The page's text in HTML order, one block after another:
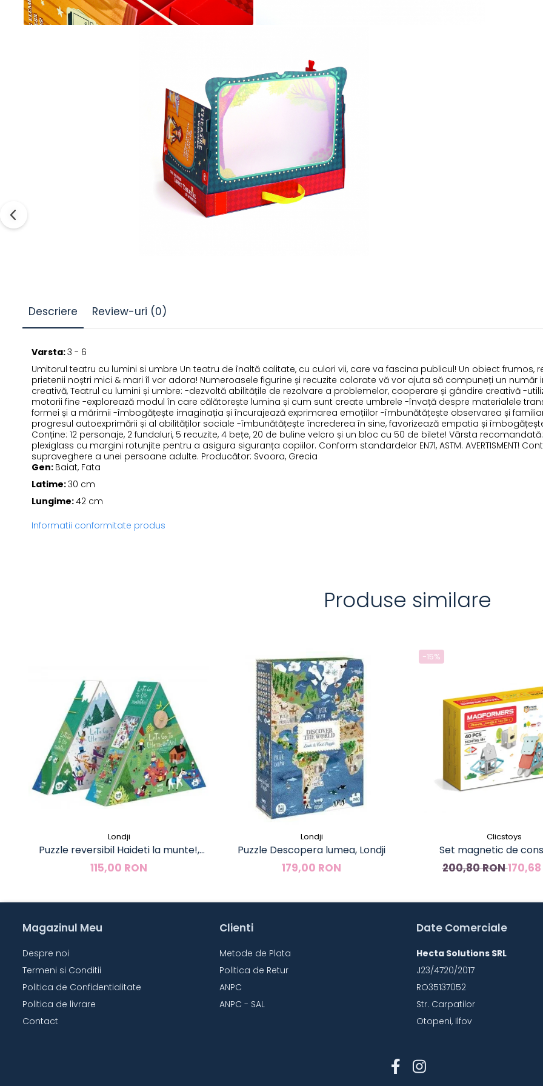
Descriere Review-uri (0)
Varsta:3 - 6
Umitorul teatru cu lumini si umbre Un teatru de înaltă calitate, cu culori vii, care va fascina publicul! Un obiect frumos,
prietenii noștri mici & mari îl vor adora! Numeroasele figurine și recuzite colorate vă vor ajuta să compuneți un
creativă, Teatrul cu lumini și umbre: -dezvoltă abilitățile de rezolvare a problemelor, cooperare și gândire creativă -
motorii fine -explorează modul în care călătorește lumina și cum sunt create umbrele -învață despre materialele
formei și a mărimii -îmbogățește imaginația și încurajează exprimarea emoțiilor -îmbunătățește observarea și
progresul autoexprimării și al abilităților sociale -îmbunătățește încrederea în sine, favorizează empatia și
Conține: 12 personaje, 2 fundaluri, 5 recuzite, 4 bețe, 20 de buline velcro și un bloc cu 50 de bilete! Vârsta
plexiglass cu margini rotunjite pentru a asigura siguranța copiilor. Conform standardelor EN71, ASTM. AVERTISMENT!
supraveghere a unei persoane adulte. Producător: Svoora, Grecia
Gen: Baiat, Fata
Latime:30 cm
Lungime:42 cm
Informatii conformitate produs
Produse similare
Londji
Puzzle reversibil Haideti la munte!,
Londji
115,00 RON
Londji
Puzzle Descopera lumea, Londji
179,00 RON
-15%
Clicstoys
Set magnetic de
Magformers Animale,
200,80 RON170,68
Magazinul Meu
Despre noi
Termeni si Conditii
Politica de Confidentialitate
Politica de livrare
Contact
Clienti
Metode de Plata
Politica de Retur
ANPC
ANPC - SAL
Date Comerciale
Hecta Solutions SRL
J23/4720/2017
RO35137052
Str. Carpatilor
Otopeni, Ilfov